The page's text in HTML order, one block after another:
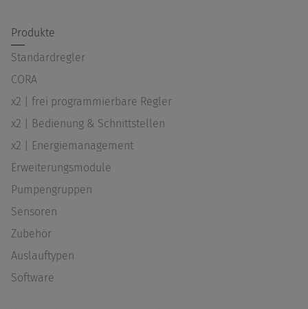
Produkte
Standardregler
CORA
x2 | frei programmierbare Regler
x2 | Bedienung & Schnittstellen
x2 | Energiemanagement
Erweiterungsmodule
Pumpengruppen
Sensoren
Zubehör
Auslauftypen
Software